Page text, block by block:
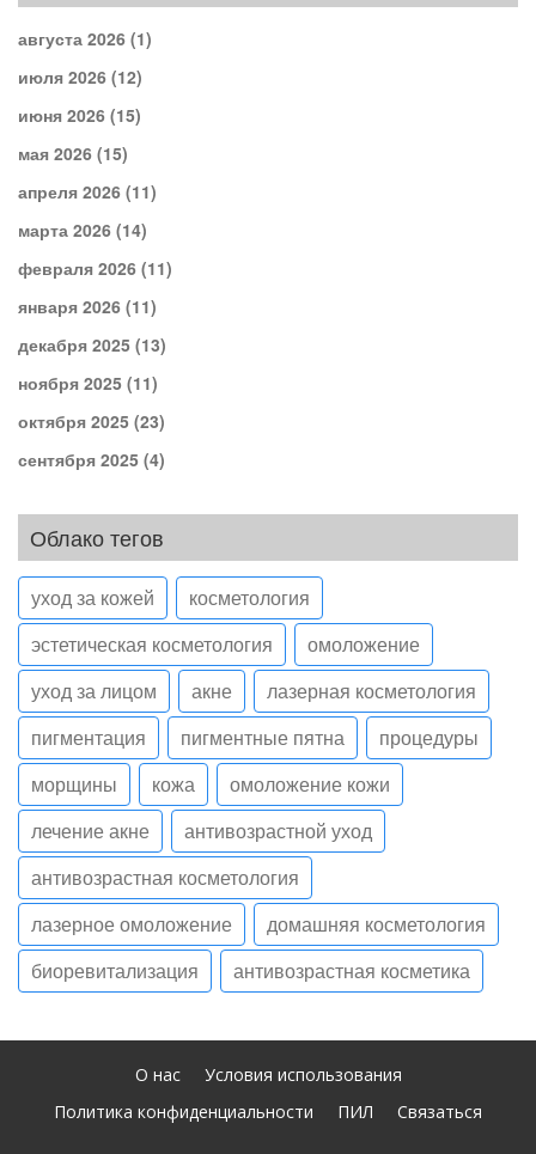
августа 2026 (1)
июля 2026 (12)
июня 2026 (15)
мая 2026 (15)
апреля 2026 (11)
марта 2026 (14)
февраля 2026 (11)
января 2026 (11)
декабря 2025 (13)
ноября 2025 (11)
октября 2025 (23)
сентября 2025 (4)
Облако тегов
уход за кожей
косметология
эстетическая косметология
омоложение
уход за лицом
акне
лазерная косметология
пигментация
пигментные пятна
процедуры
морщины
кожа
омоложение кожи
лечение акне
антивозрастной уход
антивозрастная косметология
лазерное омоложение
домашняя косметология
биоревитализация
антивозрастная косметика
О нас
Условия использования
Политика конфиденциальности
ПИЛ Связаться